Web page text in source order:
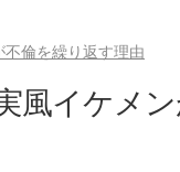
倫を繰り返す理由
風イケメ